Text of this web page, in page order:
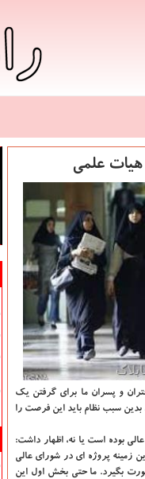
علمی
و پسران ما برای گرفتن یك
سبب نظام باید این فرصت را
بوده است یا نه، اظهار داشت:
زمینه پروژه ای در شورای عالی
بگیرد. ما حتی بخش اول این